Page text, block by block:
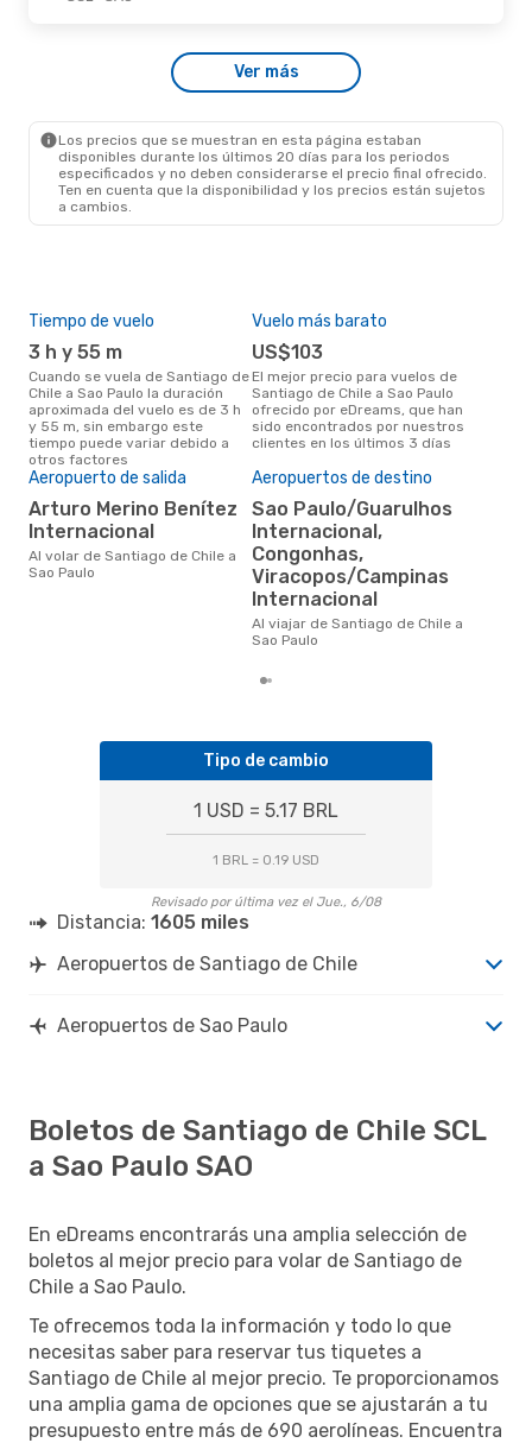
- Vie., 9 De Oct.
Directo
Ver más
Los precios que se muestran en esta página estaban
disponibles durante los últimos 20 días para los periodos
especificados y no deben considerarse el precio final ofrecido.
Ten en cuenta que la disponibilidad y los precios están sujetos
a cambios.
Tiempo de vuelo
3 h y 55 m
Cuando se vuela de Santiago de
Chile a Sao Paulo la duración
aproximada del vuelo es de 3 h
y 55 m, sin embargo este
tiempo puede variar debido a
otros factores
Vuelo más barato
US$103
El mejor precio para vuelos de
Santiago de Chile a Sao Paulo
ofrecido por eDreams, que han
sido encontrados por nuestros
clientes en los últimos 3 días
Aeropuerto de salida
Arturo Merino Benítez
Internacional
Al volar de Santiago de Chile a
Sao Paulo
Aeropuertos de destino
Sao Paulo/Guarulhos
Internacional,
Congonhas,
Viracopos/Campinas
Internacional
Al viajar de Santiago de Chile a
Sao Paulo
Tipo de cambio
1 USD = 5.17 BRL
1 BRL = 0.19 USD
Revisado por última vez el Jue., 6/08
Distancia: 1605 miles
Aeropuertos de Santiago de Chile
Aeropuertos de Sao Paulo
Boletos de Santiago de Chile SCL
a Sao Paulo SAO
En eDreams encontrarás una amplia selección de
boletos al mejor precio para volar de Santiago de
Chile a Sao Paulo.
Te ofrecemos toda la información y todo lo que
necesitas saber para reservar tus tiquetes a
Santiago de Chile al mejor precio. Te proporcionamos
una amplia gama de opciones que se ajustarán a tu
presupuesto entre más de 690 aerolíneas. Encuentra